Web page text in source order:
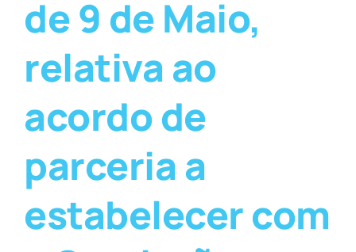
de 9 de Maio,
relativa ao
acordo de
parceria a
estabelecer com